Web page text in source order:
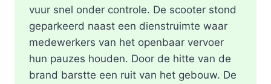
vuur snel onder controle. De scooter stond
geparkeerd naast een dienstruimte waar
medewerkers van het openbaar vervoer
hun pauzes houden. Door de hitte van de
brand barstte een ruit van het gebouw. De